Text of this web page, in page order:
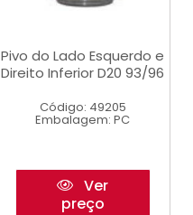
Pivo do Lado Esquerdo e
Direito Inferior D20 93/96
Código: 49205
Embalagem: PC
Ver
preço